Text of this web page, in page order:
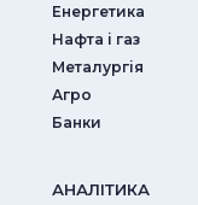
Енергетика
Нафта і газ
Металургія
Агро
Банки
АНАЛIТИКА